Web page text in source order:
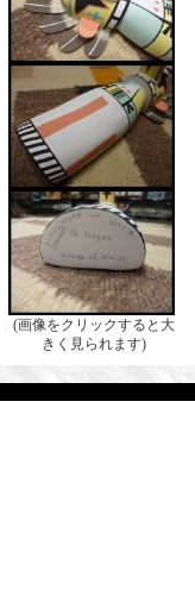
(画像をクリックすると大
きく見られます)